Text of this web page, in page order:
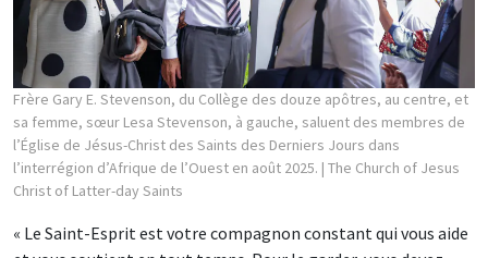
Frère Gary E. Stevenson, du Collège des douze apôtres, au centre, et
sa femme, sœur Lesa Stevenson, à gauche, saluent des membres de
l’Église de Jésus-Christ des Saints des Derniers Jours dans
l’interrégion d’Afrique de l’Ouest en août 2025. | The Church of Jesus
Christ of Latter-day Saints
« Le Saint-Esprit est votre compagnon constant qui vous aide